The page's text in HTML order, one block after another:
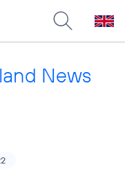
News